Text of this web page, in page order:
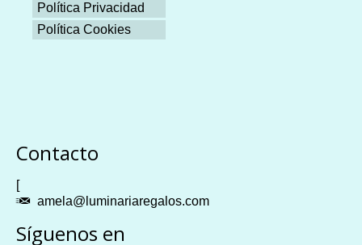
Política Privacidad
Política Cookies
Contacto
[
amela@luminariaregalos.com
Síguenos en